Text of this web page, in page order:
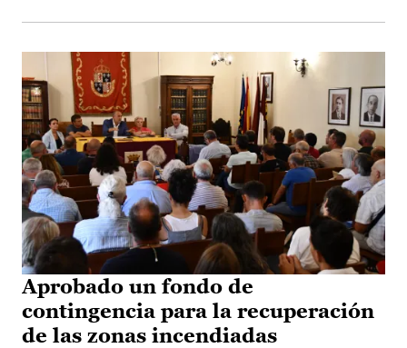
Aprobado un fondo de
contingencia para la recuperación
de las zonas incendiadas